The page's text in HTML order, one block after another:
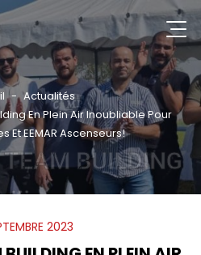
Actualités
Et EEMAR Ascenseurs!
TEAM BUILDING
...
2023